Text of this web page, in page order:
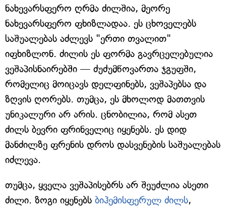
ნახევარსფერო ღრმა ძილშია, მეორე
ნახევარსფერო ფხიზლადაა. ეს ცხოველებს
საშუალებას აძლევს "ერთი თვალით"
იფხიზლონ. ძილის ეს ფორმა გავრცელებულია
ვეშაპისნაირებში — ძუძუმწოვართა ჯგუფში,
რომელიც მოიცავს დელფინებს, ვეშაპებსა და
ზღვის ღორებს. თუმცა, ეს მხოლოდ მათთვის
უნიკალური არ არის. ცნობილია, რომ ასეთ
ძილს ბევრი ფრინველიც იყენებს. ეს დიდ
მანძილზე ფრენის დროს დასვენების საშუალებას
იძლევა.
თუმცა, ყველა ვეშაპისებრს არ შეუძლია ასეთი
ძილი. ზოგი იყენებს ბიჰემისფერულ ძილს,